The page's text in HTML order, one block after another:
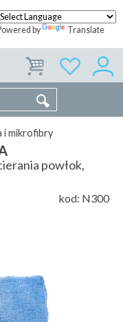
by Translate
KONTAKT
i mikrofibry
powłok,
kod: N300